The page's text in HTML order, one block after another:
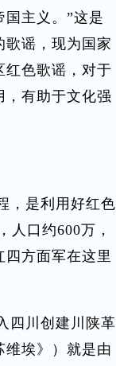
主义。”这是
歌谣，现为国家
红色歌谣，对于
，有助于文化强
，是利用好红色
人口约600万，
方面军在这里
四川创建川陕革
维埃》）就是由